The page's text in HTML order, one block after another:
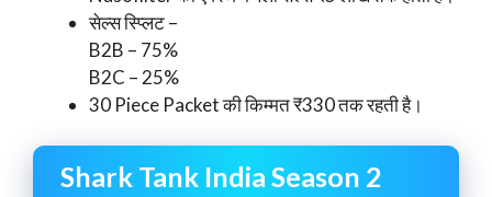
सेल्स स्प्लिट –
B2B – 75%
B2C – 25%
30 Piece Packet की किम्मत ₹330 तक रहती है।
Shark Tank India Season 2